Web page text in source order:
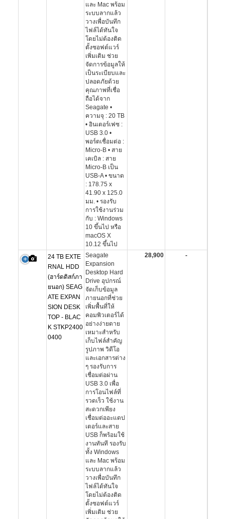
และ Mac พร้อม
ระบบลากแล้ว
วางเพื่อบันทึก
ไฟล์ได้ทันใจ
โดยไม่ต้องติด
ตั้งซอฟต์แวร์
เพิ่มเติม ช่วย
จัดการข้อมูลให้
เป็นระเบียบและ
ปลอดภัยด้วย
คุณภาพที่เชื่อ
ถือได้จาก
Seagate •
ความจุ : 20 TB
• อินเตอร์เฟซ :
USB 3.0 •
พอร์ตเชื่อมต่อ :
Micro-B • สาย
เคเบิล : สาย
Micro-B เป็น
USB-A • ขนาด
: 178.75 x
41.90 x 125.0
มม. • รองรับ
การใช้งานร่วม
กับ : Windows
10 ขึ้นไป หรือ
macOS X
10.12 ขึ้นไป
24 TB EXTE
RNAL HDD
(ฮาร์ดดิสก์ภา
ยนอก) SEAG
ATE EXPAN
SION DESK
TOP - BLAC
K STKP2400
0400
Seagate
Expansion
Desktop Hard
Drive อุปกรณ์
จัดเก็บข้อมูล
ภายนอกที่ช่วย
เพิ่มพื้นที่ให้
คอมพิวเตอร์ได้
อย่างง่ายดาย
เหมาะสำหรับ
เก็บไฟล์สำคัญ
รูปภาพ วิดีโอ
และเอกสารต่าง
ๆ รองรับการ
เชื่อมต่อผ่าน
USB 3.0 เพื่อ
การโอนไฟล์ที่
รวดเร็ว ใช้งาน
สะดวกเพียง
เชื่อมต่ออะแดป
เตอร์และสาย
USB ก็พร้อมใช้
งานทันที รองรับ
ทั้ง Windows
และ Mac พร้อม
ระบบลากแล้ว
วางเพื่อบันทึก
ไฟล์ได้ทันใจ
โดยไม่ต้องติด
ตั้งซอฟต์แวร์
เพิ่มเติม ช่วย
28,900 -